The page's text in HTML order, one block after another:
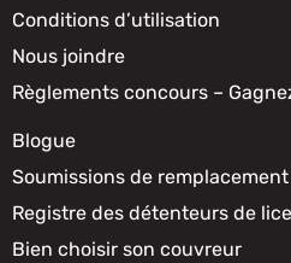
Conditions d’utilisation
Nous joindre
Règlements concours –
Blogue
Soumissions de
Registre des détenteurs de
Bien choisir son couvreur